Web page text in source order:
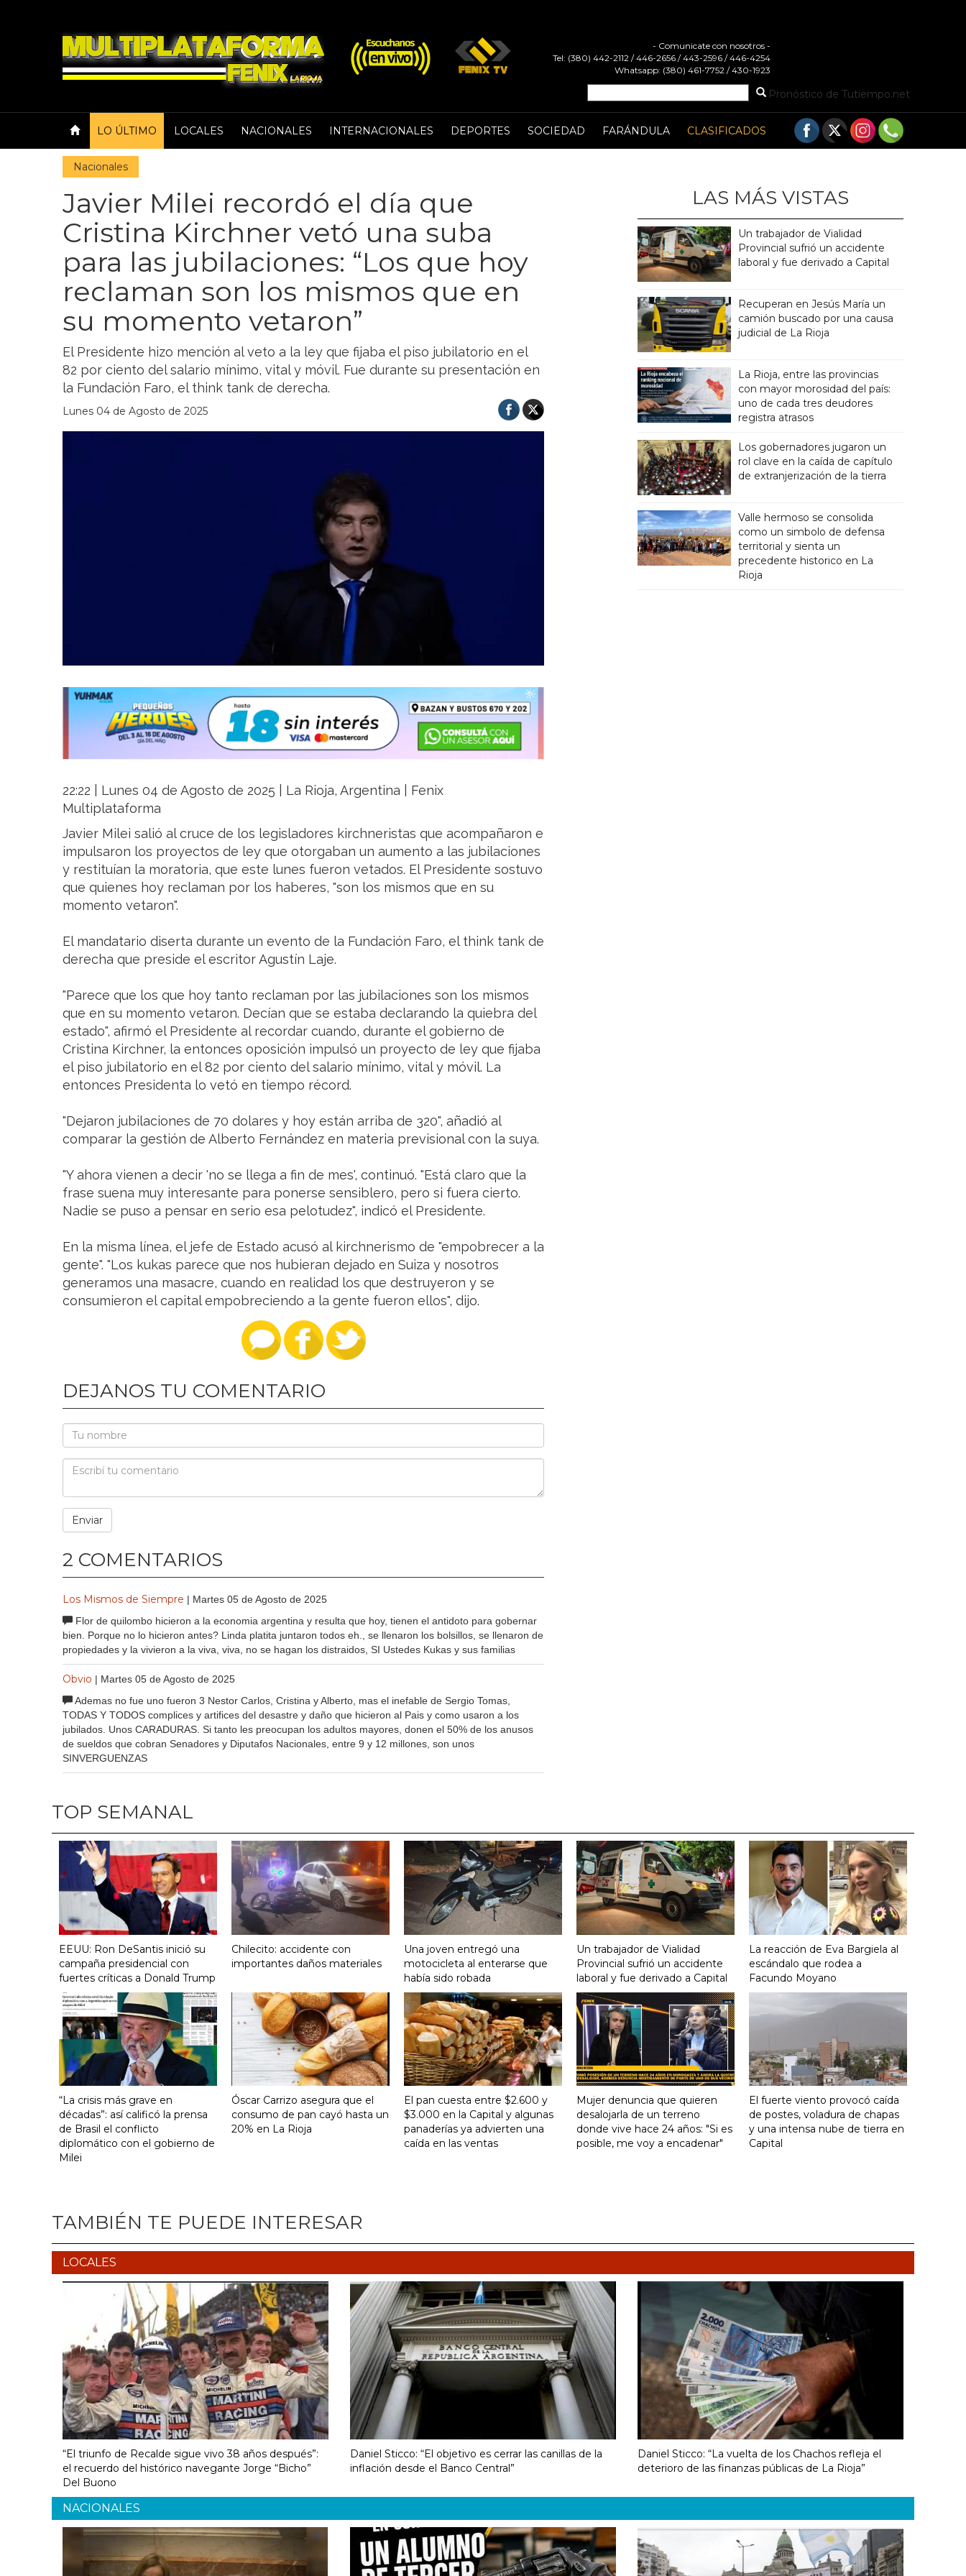
- Comunicate con nosotros -
Tel: (380) 442-2112 / 446-2656 / 443-2596 / 446-4254
Whatsapp: (380) 461-7752 / 430-1923
Pronóstico de Tutiempo.net
LO ÚLTIMO LOCALES NACIONALES INTERNACIONALES DEPORTES SOCIEDAD FARÁNDULA CLASIFICADOS
Nacionales
Javier Milei recordó el día que
Cristina Kirchner vetó una suba
para las jubilaciones: “Los que hoy
reclaman son los mismos que en
su momento vetaron”
El Presidente hizo mención al veto a la ley que fijaba el piso jubilatorio en el
82 por ciento del salario mínimo, vital y móvil. Fue durante su presentación en
la Fundación Faro, el think tank de derecha.
Lunes 04 de Agosto de 2025
22:22 | Lunes 04 de Agosto de 2025 | La Rioja, Argentina | Fenix
Multiplataforma
Javier Milei salió al cruce de los legisladores kirchneristas que acompañaron e
impulsaron los proyectos de ley que otorgaban un aumento a las jubilaciones
y restituían la moratoria, que este lunes fueron vetados. El Presidente sostuvo
que quienes hoy reclaman por los haberes, "son los mismos que en su
momento vetaron".
El mandatario diserta durante un evento de la Fundación Faro, el think tank de
derecha que preside el escritor Agustín Laje.
"Parece que los que hoy tanto reclaman por las jubilaciones son los mismos
que en su momento vetaron. Decían que se estaba declarando la quiebra del
estado", afirmó el Presidente al recordar cuando, durante el gobierno de
Cristina Kirchner, la entonces oposición impulsó un proyecto de ley que fijaba
el piso jubilatorio en el 82 por ciento del salario mínimo, vital y móvil. La
entonces Presidenta lo vetó en tiempo récord.
"Dejaron jubilaciones de 70 dolares y hoy están arriba de 320", añadió al
comparar la gestión de Alberto Fernández en materia previsional con la suya.
"Y ahora vienen a decir 'no se llega a fin de mes', continuó. "Está claro que la
frase suena muy interesante para ponerse sensiblero, pero si fuera cierto.
Nadie se puso a pensar en serio esa pelotudez", indicó el Presidente.
En la misma línea, el jefe de Estado acusó al kirchnerismo de "empobrecer a la
gente". "Los kukas parece que nos hubieran dejado en Suiza y nosotros
generamos una masacre, cuando en realidad los que destruyeron y se
consumieron el capital empobreciendo a la gente fueron ellos", dijo.
DEJANOS TU COMENTARIO
2 COMENTARIOS
Los Mismos de Siempre | Martes 05 de Agosto de 2025
Flor de quilombo hicieron a la economia argentina y resulta que hoy, tienen el antidoto para gobernar
bien. Porque no lo hicieron antes? Linda platita juntaron todos eh., se llenaron los bolsillos, se llenaron de
propiedades y la vivieron a la viva, viva, no se hagan los distraidos, SI Ustedes Kukas y sus familias
Obvio | Martes 05 de Agosto de 2025
Ademas no fue uno fueron 3 Nestor Carlos, Cristina y Alberto, mas el inefable de Sergio Tomas,
TODAS Y TODOS complices y artifices del desastre y daño que hicieron al Pais y como usaron a los
jubilados. Unos CARADURAS. Si tanto les preocupan los adultos mayores, donen el 50% de los anusos
de sueldos que cobran Senadores y Diputafos Nacionales, entre 9 y 12 millones, son unos
SINVERGUENZAS
LAS MÁS VISTAS
Un trabajador de Vialidad
Provincial sufrió un accidente
laboral y fue derivado a Capital
Recuperan en Jesús María un
camión buscado por una causa
judicial de La Rioja
La Rioja, entre las provincias
con mayor morosidad del país:
uno de cada tres deudores
registra atrasos
Los gobernadores jugaron un
rol clave en la caída de capítulo
de extranjerización de la tierra
Valle hermoso se consolida
como un simbolo de defensa
territorial y sienta un
precedente historico en La
Rioja
TOP SEMANAL
EEUU: Ron DeSantis inició su
campaña presidencial con
fuertes críticas a Donald Trump
Chilecito: accidente con
importantes daños materiales
Una joven entregó una
motocicleta al enterarse que
había sido robada
Un trabajador de Vialidad
Provincial sufrió un accidente
laboral y fue derivado a Capital
La reacción de Eva Bargiela al
escándalo que rodea a
Facundo Moyano
“La crisis más grave en
décadas”: así calificó la prensa
de Brasil el conflicto
diplomático con el gobierno de
Milei
Óscar Carrizo asegura que el
consumo de pan cayó hasta un
20% en La Rioja
El pan cuesta entre $2.600 y
$3.000 en la Capital y algunas
panaderías ya advierten una
caída en las ventas
Mujer denuncia que quieren
desalojarla de un terreno
donde vive hace 24 años: "Si es
posible, me voy a encadenar"
El fuerte viento provocó caída
de postes, voladura de chapas
y una intensa nube de tierra en
Capital
TAMBIÉN TE PUEDE INTERESAR
LOCALES
“El triunfo de Recalde sigue vivo 38 años después”:
el recuerdo del histórico navegante Jorge “Bicho”
Del Buono
Daniel Sticco: “El objetivo es cerrar las canillas de la
inflación desde el Banco Central”
Daniel Sticco: “La vuelta de los Chachos refleja el
deterioro de las finanzas públicas de La Rioja”
NACIONALES